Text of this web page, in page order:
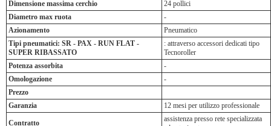
Dimensione massima cerchio
24 pollici
Diametro max ruota
-
Azionamento
Pneumatico
Tipi pneumatici: SR - PAX - RUN FLAT -
SUPER RIBASSATO
: attraverso accessori dedicati tipo
Tecnoroller
Potenza assorbita
-
Omologazione
-
Prezzo
Garanzia
12 mesi per utilizzo professionale
Contratto
assistenza presso rete specializzata